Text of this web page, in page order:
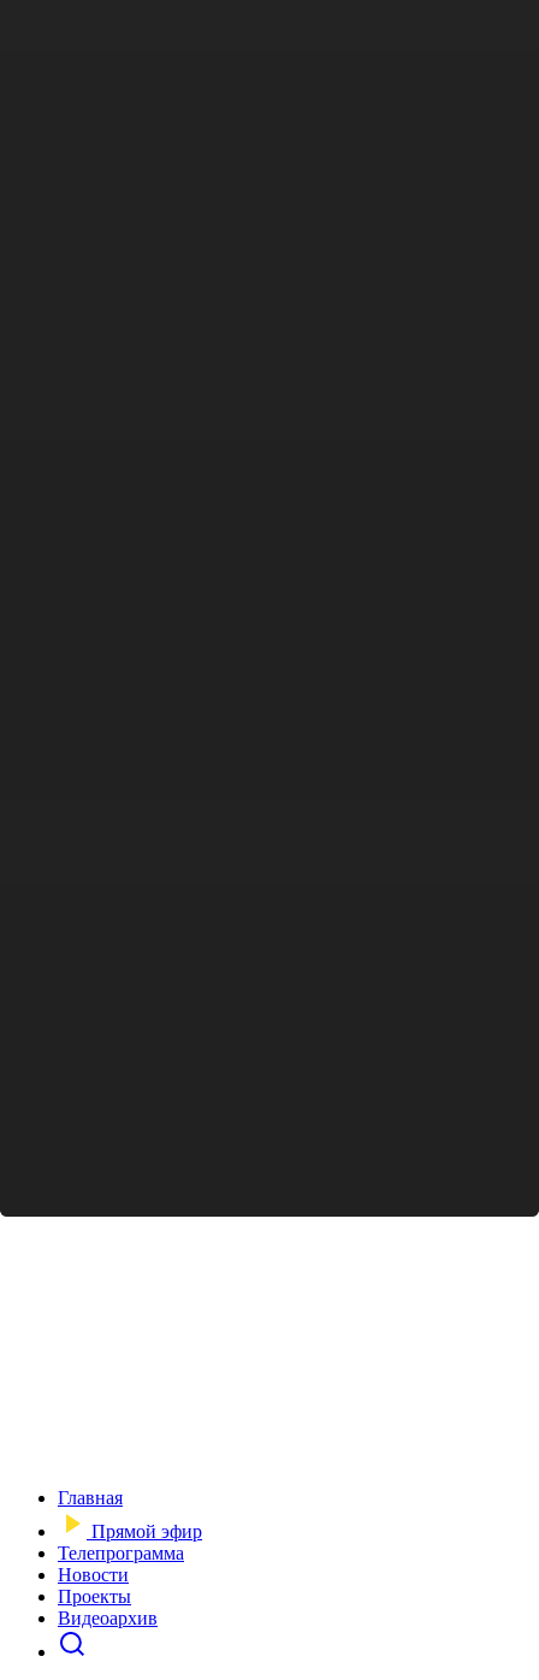
Главная
Прямой эфир
Телепрограмма
Новости
Проекты
Видеоархив